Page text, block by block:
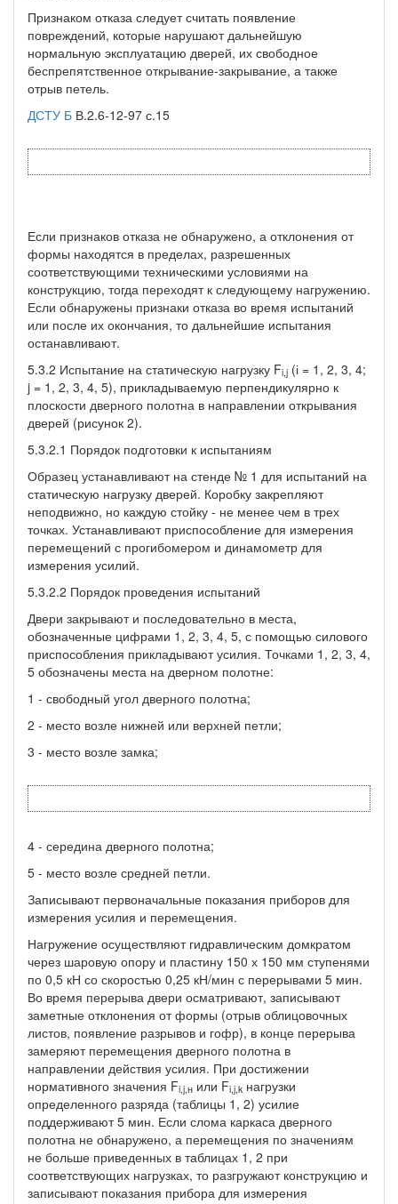
Признаком отказа следует считать появление
повреждений, которые нарушают дальнейшую
нормальную эксплуатацию дверей, их свободное
беспрепятственное открывание-закрывание, а также
отрыв петель.
ДСТУ Б В.2.6-12-97 с.15
Если признаков отказа не обнаружено, а отклонения от
формы находятся в пределах, разрешенных
соответствующими техническими условиями на
конструкцию, тогда переходят к следующему нагружению.
Если обнаружены признаки отказа во время испытаний
или после их окончания, то дальнейшие испытания
останавливают.
5.3.2 Испытание на статическую нагрузку Fi,j (і = 1, 2, 3, 4;
j = 1, 2, 3, 4, 5), прикладываемую перпендикулярно к
плоскости дверного полотна в направлении открывания
дверей (рисунок 2).
5.3.2.1 Порядок подготовки к испытаниям
Образец устанавливают на стенде № 1 для испытаний на
статическую нагрузку дверей. Коробку закрепляют
неподвижно, но каждую стойку - не менее чем в трех
точках. Устанавливают приспособление для измерения
перемещений с прогибомером и динамометр для
измерения усилий.
5.3.2.2 Порядок проведения испытаний
Двери закрывают и последовательно в места,
обозначенные цифрами 1, 2, 3, 4, 5, с помощью силового
приспособления прикладывают усилия. Точками 1, 2, 3, 4,
5 обозначены места на дверном полотне:
1 - свободный угол дверного полотна;
2 - место возле нижней или верхней петли;
3 - место возле замка;
4 - середина дверного полотна;
5 - место возле средней петли.
Записывают первоначальные показания приборов для
измерения усилия и перемещения.
Нагружение осуществляют гидравлическим домкратом
через шаровую опору и пластину 150 х 150 мм ступенями
по 0,5 кН со скоростью 0,25 кН/мин с перерывами 5 мин.
Во время перерыва двери осматривают, записывают
заметные отклонения от формы (отрыв облицовочных
листов, появление разрывов и гофр), в конце перерыва
замеряют перемещения дверного полотна в
направлении действия усилия. При достижении
нормативного значения Fi,j,н или Fi,j,k нагрузки
определенного разряда (таблицы 1, 2) усилие
поддерживают 5 мин. Если слома каркаса дверного
полотна не обнаружено, а перемещения по значениям
не больше приведенных в таблицах 1, 2 при
соответствующих нагрузках, то разгружают конструкцию и
записывают показания прибора для измерения